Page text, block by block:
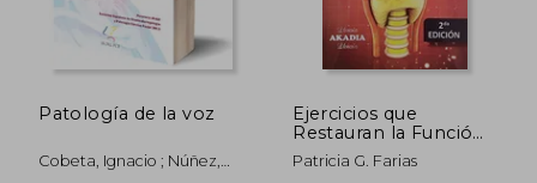
Patología de la voz
Cobeta, Ignacio ; Núñez,
Ejercicios que
Restauran la Función
Vocal. Observaciones
Clínicas
Patricia G. Farias